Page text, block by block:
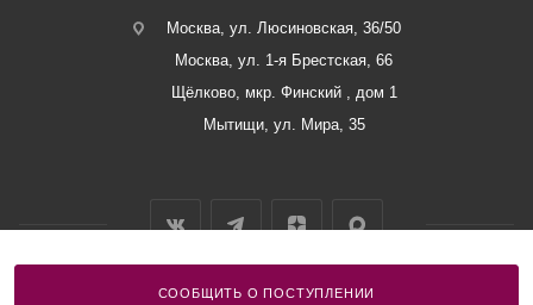
СООБЩИТЬ О ПОСТУПЛЕНИИ
Москва, ул. Люсиновская, 36/50
Москва, ул. 1-я Брестская, 66
Щёлково, мкр. Финский , дом 1
Мытищи, ул. Мира, 35